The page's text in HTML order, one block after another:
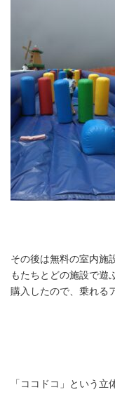
その後は無料の室内施
もたちとどの施設で遊
購入したので、乗れる
「ココドコ」という立